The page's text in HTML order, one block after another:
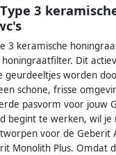
3
3 keramische
honingraatfilter. Dit
geurdeeltjes worden
schone, frisse
pasvorm voor jouw
begint te werken, wil
voor de Geberit
Monolith Plus. Omdat